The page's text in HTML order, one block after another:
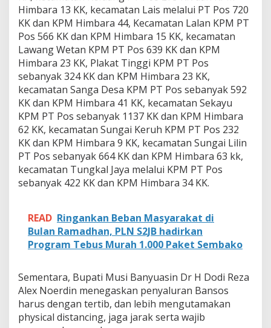
Himbara 13 KK, kecamatan Lais melalui PT Pos 720
KK dan KPM Himbara 44, Kecamatan Lalan KPM PT
Pos 566 KK dan KPM Himbara 15 KK, kecamatan
Lawang Wetan KPM PT Pos 639 KK dan KPM
Himbara 23 KK, Plakat Tinggi KPM PT Pos
sebanyak 324 KK dan KPM Himbara 23 KK,
kecamatan Sanga Desa KPM PT Pos sebanyak 592
KK dan KPM Himbara 41 KK, kecamatan Sekayu
KPM PT Pos sebanyak 1137 KK dan KPM Himbara
62 KK, kecamatan Sungai Keruh KPM PT Pos 232
KK dan KPM Himbara 9 KK, kecamatan Sungai Lilin
PT Pos sebanyak 664 KK dan KPM Himbara 63 kk,
kecamatan Tungkal Jaya melalui KPM PT Pos
sebanyak 422 KK dan KPM Himbara 34 KK.
READ Ringankan Beban Masyarakat di
Bulan Ramadhan, PLN S2JB hadirkan
Program Tebus Murah 1.000 Paket Sembako
Sementara, Bupati Musi Banyuasin Dr H Dodi Reza
Alex Noerdin menegaskan penyaluran Bansos
harus dengan tertib, dan lebih mengutamakan
physical distancing, jaga jarak serta wajib